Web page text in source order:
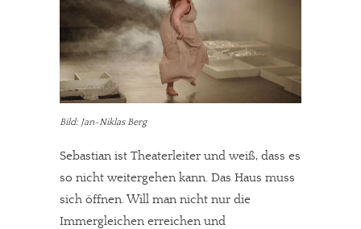
Bild: Jan-Niklas Berg
Sebastian ist Theaterleiter und weiß, dass es
so nicht weitergehen kann. Das Haus muss
sich öffnen. Will man nicht nur die
Immergleichen erreichen und